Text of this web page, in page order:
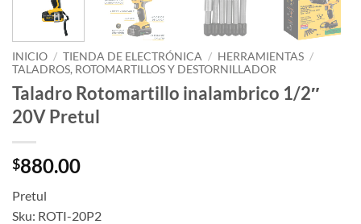
INICIO / TIENDA DE ELECTRÓNICA / HERRAMIENTAS /
TALADROS, ROTOMARTILLOS Y DESTORNILLADOR
Taladro Rotomartillo inalambrico 1/2″
20V Pretul
$880.00
Pretul
Sku: ROTI-20P2